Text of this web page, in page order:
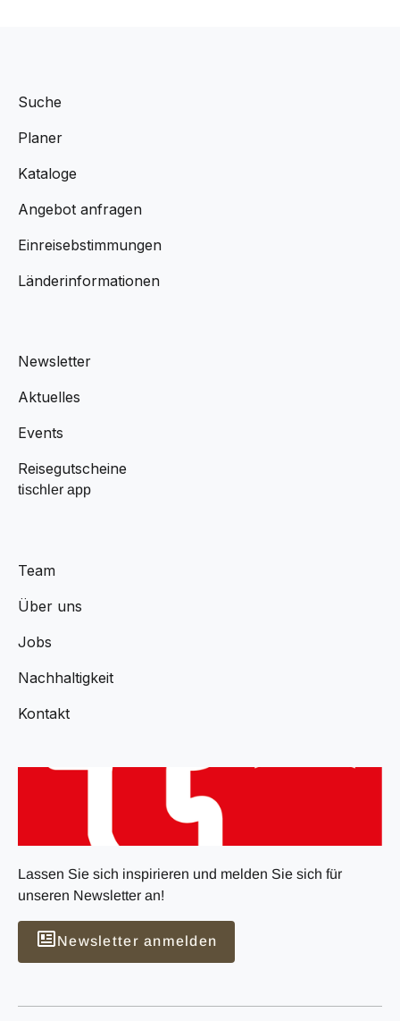
Suche
Planer
Kataloge
Angebot anfragen
Einreisebstimmungen
Länderinformationen
Newsletter
Aktuelles
Events
Reisegutscheine
tischler app
Team
Über uns
Jobs
Nachhaltigkeit
Kontakt
Lassen Sie sich inspirieren und melden Sie sich für
unseren Newsletter an!
Newsletter anmelden